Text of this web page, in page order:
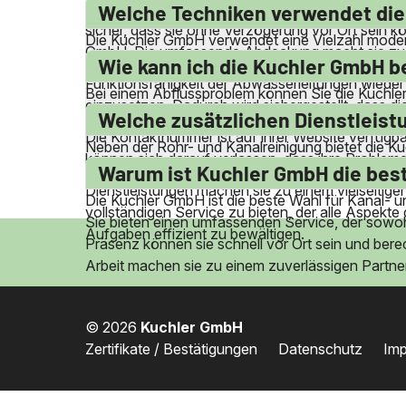
Servicegebiet erstreckt sich über eine breite
sicher, dass sie ohne Verzögerung vor Ort sein
GmbH. Die umfassende Abdeckung macht sie
Welche Techniken verwendet
Die Kuchler GmbH verwendet eine Vielzahl
zu entfernen, und Fräsen, um
Funktionsfähigkeit der Abwasserleitungen
einzusetzen. Dadurch wird sichergestellt, dass
Wie kann ich die Kuchler GmbH
Bei einem Abflussproblem können Sie die
außerhalb der regulären Geschäftszeiten Hilfe
Die Kontaktnummer ist auf ihrer Website
können sich darauf verlassen, dass ihre
Welche zusätzlichen
Neben der Rohr- und Kanalreinigung bietet die
von Bohrschlamm an. Sie sind auch in der
Dienstleistungen machen sie zu einem
vollständigen Service zu bieten, der alle
Aufgaben effizient zu bewältigen.
Warum ist Kuchler GmbH die
Die Kuchler GmbH ist die beste Wahl für Kanal-
Sie bieten einen umfassenden Service, der
Präsenz können sie schnell vor Ort sein und
Arbeit machen sie zu einem zuverlässigen
© 2026 Kuchler GmbH
Zertifikate / Bestätigungen
Datenschutz